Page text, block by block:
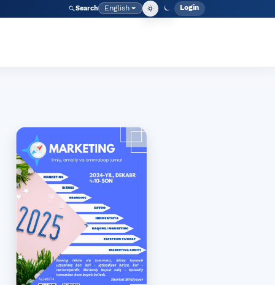
Search Language
English Admin
Login